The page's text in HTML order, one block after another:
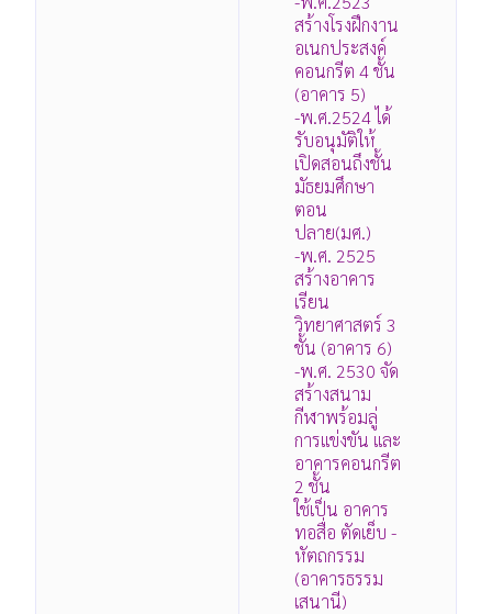
สร้างโรงฝึกงาน
อเนกประสงค์
คอนกรีต 4 ชั้น
(อาคาร 5)
-พ.ศ.2524 ได้
รับอนุมัติให้
เปิดสอนถึงชั้น
มัธยมศึกษา
ตอน
ปลาย(มศ.)
-พ.ศ. 2525
สร้างอาคาร
เรียน
วิทยาศาสตร์ 3
ชั้น (อาคาร 6)
-พ.ศ. 2530 จัด
สร้างสนาม
กีฬาพร้อมลู่
การแข่งขัน และ
อาคารคอนกรีต
2 ชั้น
ใช้เป็น อาคาร
ทอสื่อ ตัดเย็บ -
หัตถกรรม
(อาคารธรรม
เสนานี)